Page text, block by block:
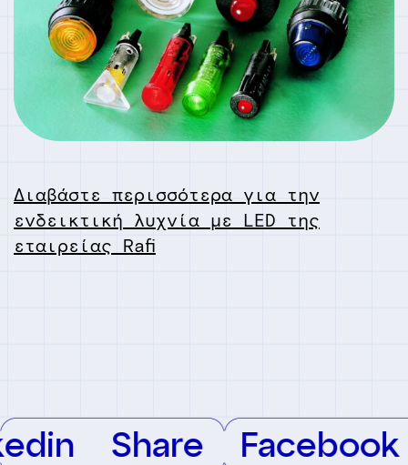
Διαβάστε περισσότερα για την
ενδεικτική λυχνία με LED της
εταιρείας Rafi
Share Facebook